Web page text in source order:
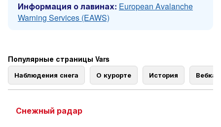
Информация о лавинах: European Avalanche
Warning Services (EAWS)
Популярные страницы Vars
Наблюдения снега О курорте История
Снежный радар